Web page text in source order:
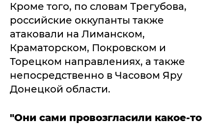
Кроме того, по словам Трегубова,
российские оккупанты также
атаковали на Лиманском,
Краматорском, Покровском и
Торецком направлениях, а также
непосредственно в Часовом Яру
Донецкой области.
"Они сами провозгласили какое-то